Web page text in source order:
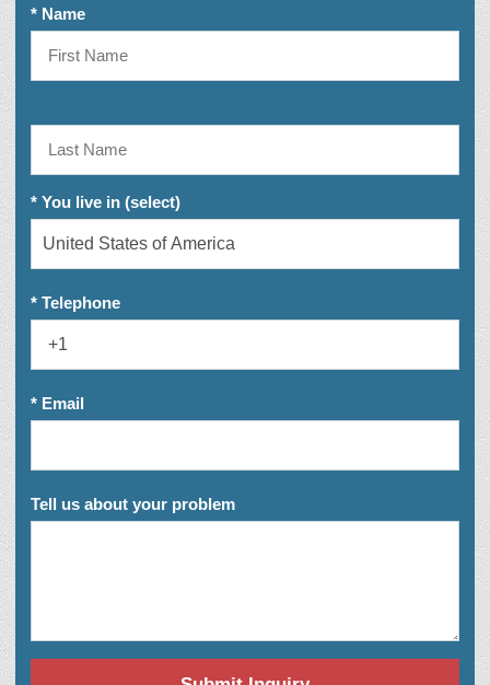
* Name
* You live in (select)
* Telephone
* Email
Tell us about your problem